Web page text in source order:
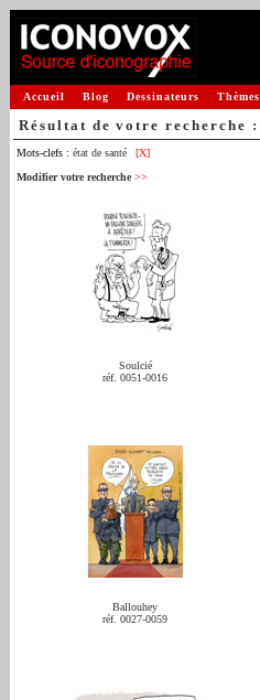
Accueil Blog Dessinateurs Thèmes
Résultat de votre recherche :
Mots-clefs : état de santé
[X]
Modifier votre recherche >>
Soulcié
réf. 0051-0016
Ballouhey
réf. 0027-0059